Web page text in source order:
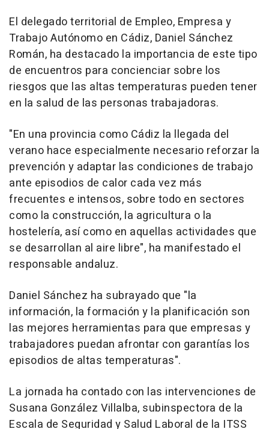
El delegado territorial de Empleo, Empresa y
Trabajo Autónomo en Cádiz, Daniel Sánchez
Román, ha destacado la importancia de este tipo
de encuentros para concienciar sobre los
riesgos que las altas temperaturas pueden tener
en la salud de las personas trabajadoras.
"En una provincia como Cádiz la llegada del
verano hace especialmente necesario reforzar la
prevención y adaptar las condiciones de trabajo
ante episodios de calor cada vez más
frecuentes e intensos, sobre todo en sectores
como la construcción, la agricultura o la
hostelería, así como en aquellas actividades que
se desarrollan al aire libre", ha manifestado el
responsable andaluz.
Daniel Sánchez ha subrayado que "la
información, la formación y la planificación son
las mejores herramientas para que empresas y
trabajadores puedan afrontar con garantías los
episodios de altas temperaturas".
La jornada ha contado con las intervenciones de
Susana González Villalba, subinspectora de la
Escala de Seguridad y Salud Laboral de la ITSS